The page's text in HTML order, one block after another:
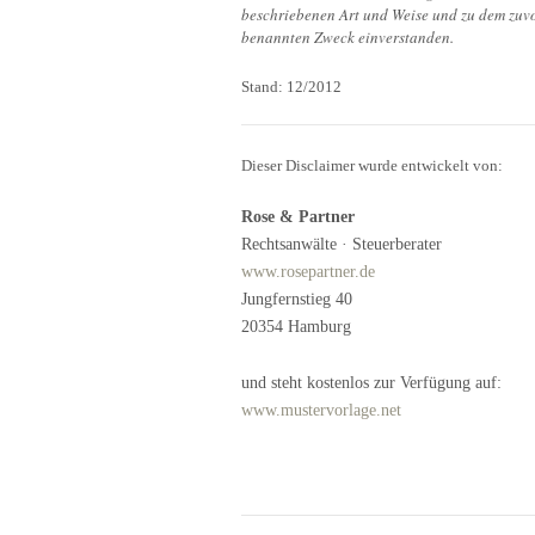
beschriebenen Art und Weise und zu dem
benannten Zweck einverstanden.
Stand: 12/2012
Dieser Disclaimer wurde entwickelt von:
Rose & Partner
Rechtsanwälte · Steuerberater
www.rosepartner.de
Jungfernstieg 40
20354 Hamburg
und steht kostenlos zur Verfügung auf:
www.mustervorlage.net